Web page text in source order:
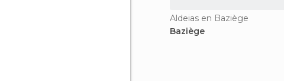
Aldeias en Baziège
Baziège